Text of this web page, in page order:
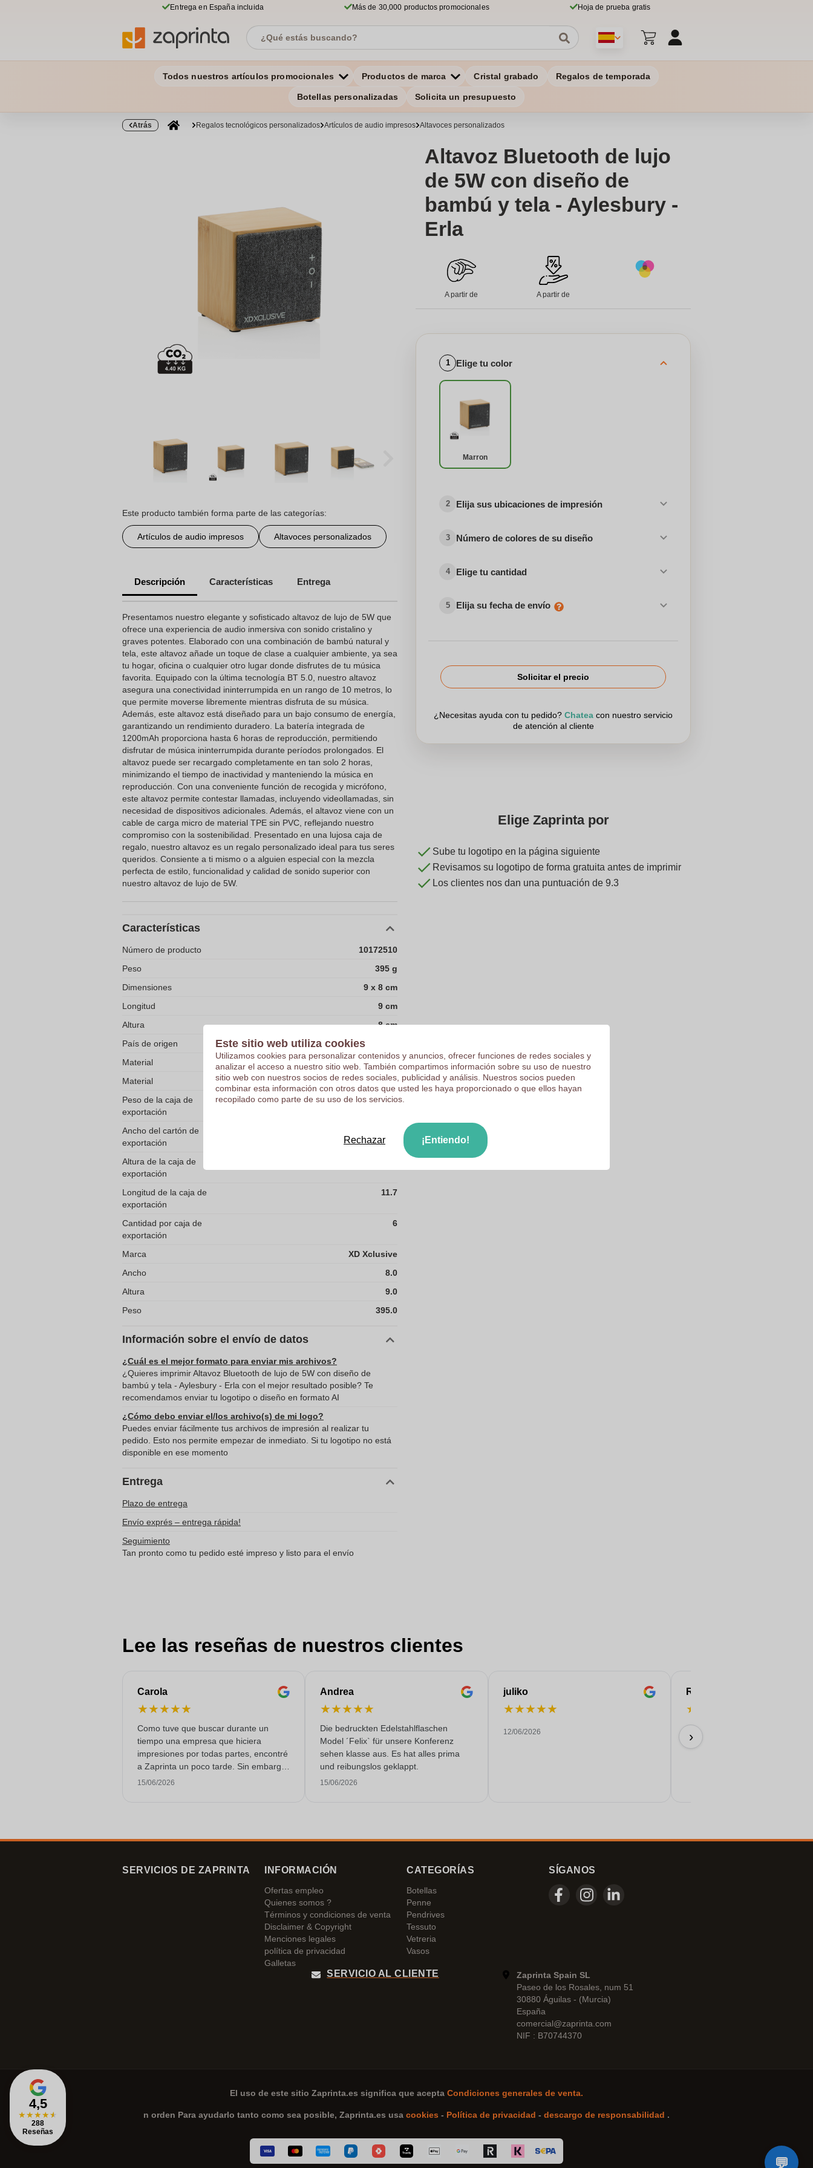
Entrega en España incluida Más de 30,000 productos promocionales Hoja de prueba gratis
Todos nuestros artículos promocionales Productos de marca Cristal grabado Regalos de temporada
Botellas personalizadas Solicita un presupuesto
Atrás Regalos tecnológicos personalizados Artículos de audio impresos Altavoces personalizados
Este producto también forma parte de las categorías:
Artículos de audio impresos Altavoces personalizados
Descripción Características Entrega
Presentamos nuestro elegante y sofisticado altavoz de lujo de 5W que
ofrece una experiencia de audio inmersiva con sonido cristalino y
graves potentes. Elaborado con una combinación de bambú natural y
tela, este altavoz añade un toque de clase a cualquier ambiente, ya sea
tu hogar, oficina o cualquier otro lugar donde disfrutes de tu música
favorita. Equipado con la última tecnología BT 5.0, nuestro altavoz
asegura una conectividad ininterrumpida en un rango de 10 metros, lo
que permite moverse libremente mientras disfruta de su música.
Además, este altavoz está diseñado para un bajo consumo de energía,
garantizando un rendimiento duradero. La batería integrada de
1200mAh proporciona hasta 6 horas de reproducción, permitiendo
disfrutar de música ininterrumpida durante períodos prolongados. El
altavoz puede ser recargado completamente en tan solo 2 horas,
minimizando el tiempo de inactividad y manteniendo la música en
reproducción. Con una conveniente función de recogida y micrófono,
este altavoz permite contestar llamadas, incluyendo videollamadas, sin
necesidad de dispositivos adicionales. Además, el altavoz viene con un
cable de carga micro de material TPE sin PVC, reflejando nuestro
compromiso con la sostenibilidad. Presentado en una lujosa caja de
regalo, nuestro altavoz es un regalo personalizado ideal para tus seres
queridos. Consiente a ti mismo o a alguien especial con la mezcla
perfecta de estilo, funcionalidad y calidad de sonido superior con
nuestro altavoz de lujo de 5W.
Características
Número de producto
10172510
Peso
395 g
Dimensiones
9 x 8 cm
Longitud
9 cm
Altura
8 cm
País de origen
Material
Bambú
Material
Plástico ABS
Peso de la caja de
exportación
155.10 gram
Ancho del cartón de
exportación
Altura de la caja de
exportación
Longitud de la caja de
exportación
11.7
Cantidad por caja de
exportación
6
Marca
XD Xclusive
Ancho
8.0
Altura
9.0
Peso
395.0
Información sobre el envío de datos
¿Cuál es el mejor formato para enviar mis archivos?
¿Quieres imprimir Altavoz Bluetooth de lujo de 5W con diseño de
bambú y tela - Aylesbury - Erla con el mejor resultado posible? Te
recomendamos enviar tu logotipo o diseño en formato AI
¿Cómo debo enviar el/los archivo(s) de mi logo?
Puedes enviar fácilmente tus archivos de impresión al realizar tu
pedido. Esto nos permite empezar de inmediato. Si tu logotipo no está
disponible en ese momento
Entrega
Plazo de entrega
Envío exprés – entrega rápida!
Seguimiento
Tan pronto como tu pedido esté impreso y listo para el envío
Altavoz Bluetooth de lujo
de 5W con diseño de
bambú y tela - Aylesbury -
Erla
A partir de A partir de
1 Elige tu color
Marron
2 Elija sus ubicaciones de impresión
3 Número de colores de su diseño
4 Elige tu cantidad
5 Elija su fecha de envío
Solicitar el precio
¿Necesitas ayuda con tu pedido? Chatea con nuestro servicio
de atención al cliente
Elige Zaprinta por
Sube tu logotipo en la página siguiente
Revisamos su logotipo de forma gratuita antes de imprimir
Los clientes nos dan una puntuación de 9.3
Lee las reseñas de nuestros clientes
Carola
★★★★★
Como tuve que buscar durante un
tiempo una empresa que hiciera
impresiones por todas partes, encontré
a Zaprinta un poco tarde. Sin embargo,
lograron entregar 250 tazas de esmalte
15/06/2026
Andrea
★★★★★
Die bedruckten Edelstahlflaschen
Model ´Felix` für unsere Konferenz
sehen klasse aus. Es hat alles prima
und reibungslos geklappt.
15/06/2026
juliko
★★★★★
12/06/2026
ROBERT
★
¡Perfecto!
11/06/2026
›
4,5
★★★★★
288
Reseñas
SERVICIOS DE ZAPRINTA INFORMACIÓN
Ofertas empleo
Quienes somos ?
Términos y condiciones de venta
Disclaimer & Copyright
Menciones legales
política de privacidad
Galletas
CATEGORÍAS
Botellas
Penne
Pendrives
Tessuto
Vetreria
Vasos
SÍGANOS
SERVICIO AL CLIENTE
Zaprinta Spain SL
Paseo de los Rosales, num 51
30880 Águilas - (Murcia)
España
comercial@zaprinta.com
NIF : B70744370
El uso de este sitio Zaprinta.es significa que acepta Condiciones generales de venta.
n orden Para ayudarlo tanto como sea posible, Zaprinta.es usa cookies - Política de privacidad - descargo de responsabilidad .
Este sitio web utiliza cookies
Utilizamos cookies para personalizar contenidos y anuncios, ofrecer funciones de redes sociales y
analizar el acceso a nuestro sitio web. También compartimos información sobre su uso de nuestro
sitio web con nuestros socios de redes sociales, publicidad y análisis. Nuestros socios pueden
combinar esta información con otros datos que usted les haya proporcionado o que ellos hayan
recopilado como parte de su uso de los servicios.
Rechazar ¡Entiendo!